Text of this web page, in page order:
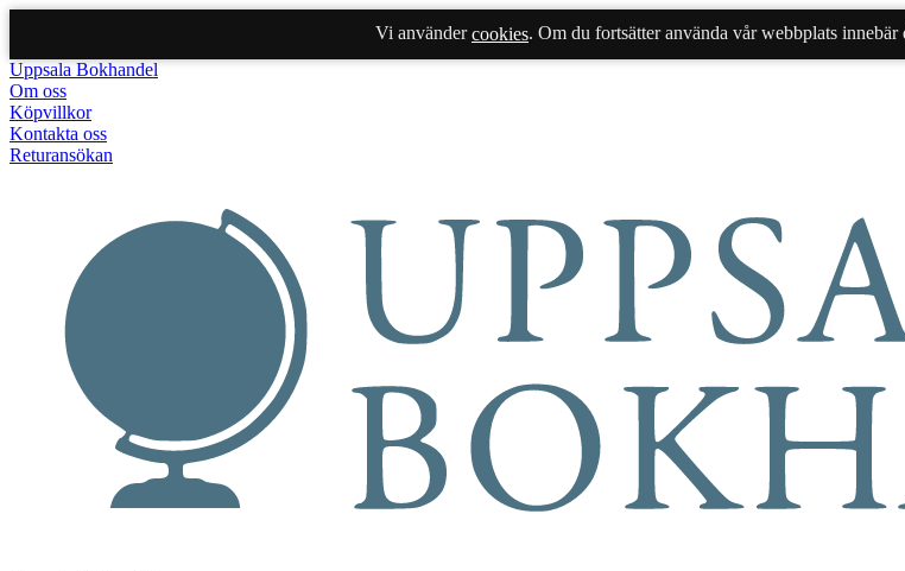
Vi användercookies. Om du fortsätter använda vår webbplats innebär
Uppsala Bokhandel
Om oss
Köpvillkor
Kontakta oss
Returansökan